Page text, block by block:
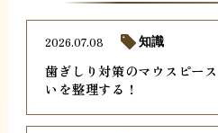
歯ぎしり対策のマウスピー
いを整理する！
2026.07.08 知識